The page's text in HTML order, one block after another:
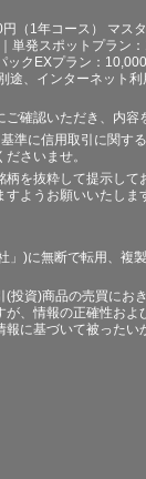
（1年コース） マス
単発スポットプラン
クEXプラン：
、インターネット
確認いただき、内容
準に信用取引に関す
さいませ。
を抜粋して提示し
ようお願いいたしま
)に無断で転用、複
投資)商品の売買にお
、情報の正確性およ
に基づいて被ったい